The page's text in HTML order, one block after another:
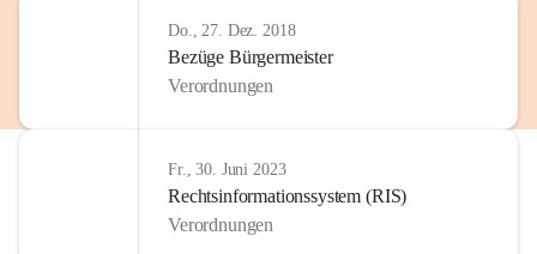
Do., 27. Dez. 2018
Bezüge Bürgermeister
Verordnungen
Fr., 30. Juni 2023
Rechtsinformationssystem (RIS)
Verordnungen